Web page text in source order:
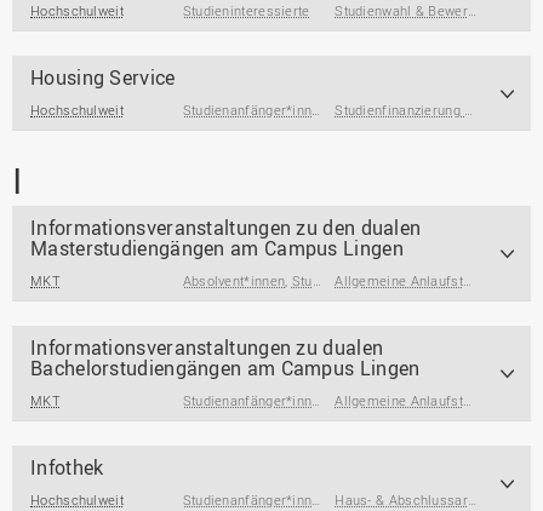
Hochschulweit Studieninteressierte Studienwahl & Bewerbung
Housing Service
Hochschulweit Studienanfänger*innen Studierende,International
Studienfinanzierung & Wohnen
I
Informationsveranstaltungen zu den dualen
Masterstudiengängen am Campus Lingen
MKT Absolvent*innen, Studienanfänger*innen , Allgemeine Anlaufstellen
Informationsveranstaltungen zu dualen
Bachelorstudiengängen am Campus Lingen
MKT Studienanfänger*innen Studieninteressierte,Studierende
Allgemeine Anlaufstellen
Infothek
Hochschulweit Studienanfänger*innen Studierende,Studierende am
Haus- & Abschlussarbeiten